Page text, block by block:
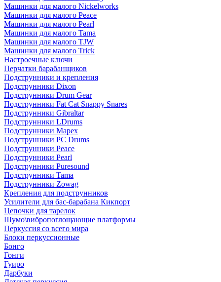
Машинки для малого Nickelworks
Машинки для малого Peace
Машинки для малого Pearl
Машинки для малого Tama
Машинки для малого TJW
Машинки для малого Trick
Настроечные ключи
Перчатки барабанщиков
Подструнники и крепления
Подструнники Dixon
Подструнники Drum Gear
Подструнники Fat Cat Snappy Snares
Подструнники Gibraltar
Подструнники LDrums
Подструнники Mapex
Подструнники PC Drums
Подструнники Peace
Подструнники Pearl
Подструнники Puresound
Подструнники Tama
Подструнники Zowag
Крепления для подструнников
Усилители для бас-барабана Кикпорт
Цепочки для тарелок
Шумо\вибропоглощающие платформы
Перкуссия со всего мира
Блоки перкуссионные
Бонго
Гонги
Гуиро
Дарбуки